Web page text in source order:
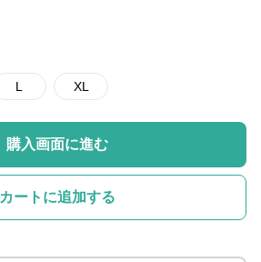
L XL
購入画面に進む
カートに追加する